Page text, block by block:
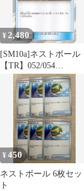
¥2,480
[SM10a]ネストボール
【TR】052/054
ITL52XA7DDMJ
¥450
ネストボール 6枚セッ
ト